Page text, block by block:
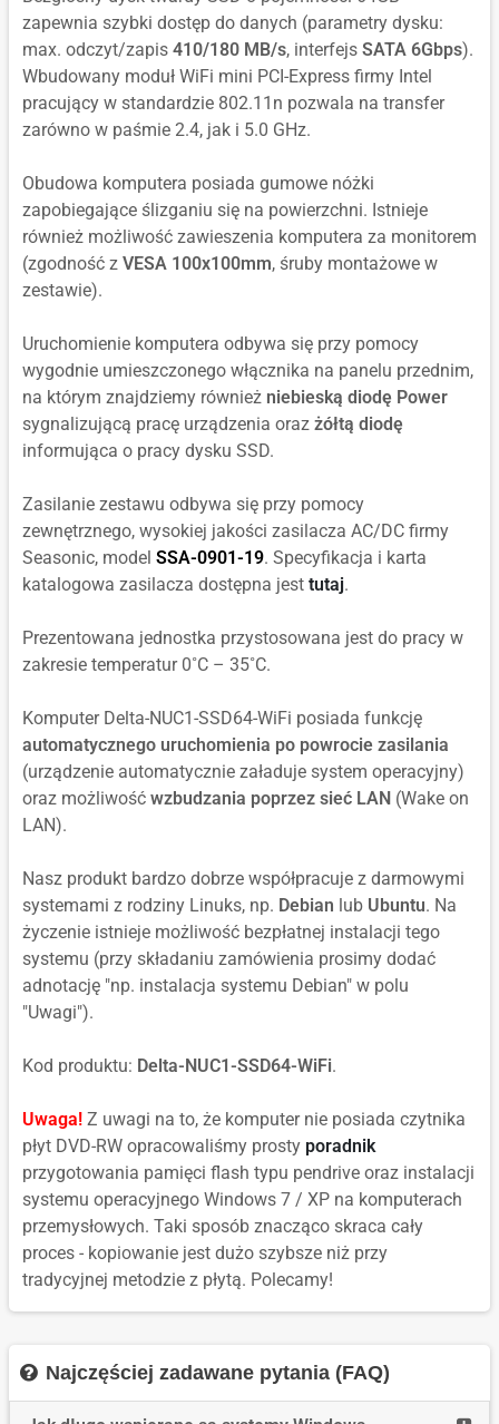
zapewnia szybki dostęp do danych (parametry dysku:
max. odczyt/zapis 410/180 MB/s, interfejs SATA 6Gbps).
Wbudowany moduł WiFi mini PCI-Express firmy Intel
pracujący w standardzie 802.11n pozwala na transfer
zarówno w paśmie 2.4, jak i 5.0 GHz.
Obudowa komputera posiada gumowe nóżki
zapobiegające ślizganiu się na powierzchni. Istnieje
również możliwość zawieszenia komputera za monitorem
(zgodność z VESA 100x100mm, śruby montażowe w
zestawie).
Uruchomienie komputera odbywa się przy pomocy
wygodnie umieszczonego włącznika na panelu przednim,
na którym znajdziemy również niebieską diodę Power
sygnalizującą pracę urządzenia oraz żółtą diodę
informująca o pracy dysku SSD.
Zasilanie zestawu odbywa się przy pomocy
zewnętrznego, wysokiej jakości zasilacza AC/DC firmy
Seasonic, model SSA-0901-19. Specyfikacja i karta
katalogowa zasilacza dostępna jest tutaj.
Prezentowana jednostka przystosowana jest do pracy w
zakresie temperatur 0˚C – 35˚C.
Komputer Delta-NUC1-SSD64-WiFi posiada funkcję
automatycznego uruchomienia po powrocie zasilania
(urządzenie automatycznie załaduje system operacyjny)
oraz możliwość wzbudzania poprzez sieć LAN (Wake on
LAN).
Nasz produkt bardzo dobrze współpracuje z darmowymi
systemami z rodziny Linuks, np. Debian lub Ubuntu. Na
życzenie istnieje możliwość bezpłatnej instalacji tego
systemu (przy składaniu zamówienia prosimy dodać
adnotację "np. instalacja systemu Debian" w polu
"Uwagi").
Kod produktu: Delta-NUC1-SSD64-WiFi.
Uwaga! Z uwagi na to, że komputer nie posiada czytnika
płyt DVD-RW opracowaliśmy prosty poradnik
przygotowania pamięci flash typu pendrive oraz instalacji
systemu operacyjnego Windows 7 / XP na komputerach
przemysłowych. Taki sposób znacząco skraca cały
proces - kopiowanie jest dużo szybsze niż przy
tradycyjnej metodzie z płytą. Polecamy!
Najczęściej zadawane pytania (FAQ)